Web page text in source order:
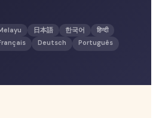
日本語 한국어
हिन्दी
Deutsch
Português